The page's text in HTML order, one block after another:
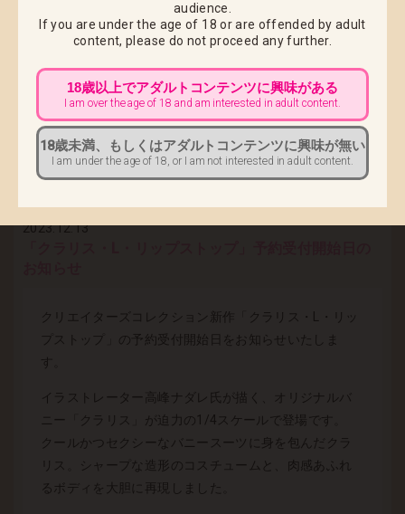
TEL：03-6832-1339
「お買い上げ明細書(納品書)」は同封サービスは終了い
たしましたため
マイアカウントページよりダウンロードいただいたも
のをご利用いただきますようお願い申し上げます。
2023.12.13
クリエイターズコレクション新作「クラリス・L・リッ
プストップ」の予約受付開始日をお知らせいたしま
す。
イラストレーター高峰ナダレ氏が描く、オリジナルバ
ニー「クラリス」が迫力の1/4スケールで登場です。
クールかつセクシーなバニースーツに身を包んだクラ
リス。シャープな造形のコスチュームと、肉感あふれ
るボディを大胆に再現しました。
audience.
If you are under the age of 18 or are offended by adult
content,please do not proceed any further.
18歳以上でアダルトコンテンツに興味がある
I am over the age of 18 and am interested in adult content.
18歳未満、もしくはアダルトコンテンツに興味が無い
I am under the age of 18, or I am not interested in adult content.